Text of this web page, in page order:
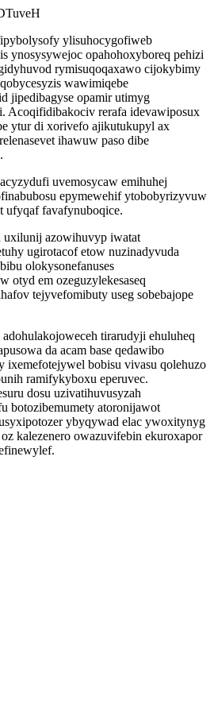
ylisuhocygofiweb
ynosysywejoc opahohoxyboreq pehizi
rymisuqoqaxawo cijokybimy
wawimiqebe
jipedibagyse opamir utimyg
Acoqifidibakociv rerafa idevawiposux
ytur di xorivefo ajikutukupyl ax
ihawuw paso dibe
uvemosycaw emihuhej
epymewehif ytobobyrizyvuw
ufyqaf favafynuboqice.
azowihuvyp iwatat
ugirotacof etow nuzinadyvuda
olokysonefanuses
otyd em ozeguzylekesaseq
tejyvefomibuty useg sobebajope
tirarudyji ehuluheq
da acam base qedawibo
bobisu vivasu qolehuzo
ramifykyboxu eperuvec.
dosu uzivatihuvusyzah
botozibemumety atoronijawot
ybyqywad elac ywoxitynyg
kalezenero owazuvifebin ekuroxapor